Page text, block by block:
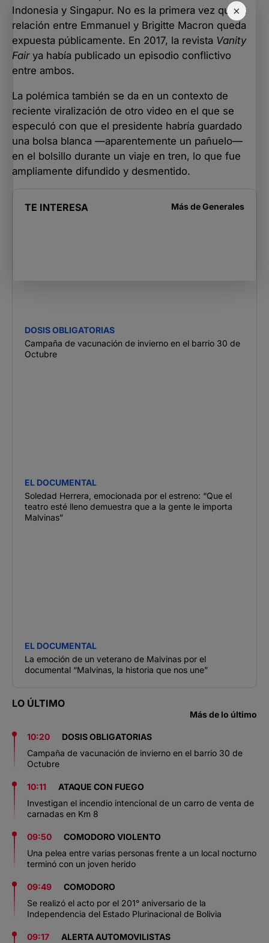
×
Indonesia y Singapur. No es la primera vez que la
relación entre Emmanuel y Brigitte Macron queda
expuesta públicamente. En 2017, la revista Vanity
Fairya había publicado un episodio conflictivo
entre ambos.
La polémica también se da en un contexto de
reciente viralización de otro video en el que se
especuló con que el presidente habría guardado
una bolsa blanca —aparentemente un pañuelo—
en el bolsillo durante un viaje en tren, lo que fue
ampliamente difundido y desmentido.
TE INTERESA Más deGenerales
DOSIS OBLIGATORIAS
Campaña de vacunación de invierno en el barrio 30 de
Octubre
EL DOCUMENTAL
Soledad Herrera, emocionada por el estreno: “Que el
teatro esté lleno demuestra que a la gente le importa
Malvinas”
EL DOCUMENTAL
La emoción de un veterano de Malvinas por el
documental “Malvinas, la historia que nos une”
LO ÚLTIMO
Más de lo último
10:20
DOSIS OBLIGATORIAS
Campaña de vacunación de invierno en el barrio 30 de
Octubre
10:11
ATAQUE CON FUEGO
Investigan el incendio intencional de un carro de venta de
carnadas en Km 8
09:50
COMODORO VIOLENTO
Una pelea entre varias personas frente a un local nocturno
terminó con un joven herido
09:49
COMODORO
Se realizó el acto por el 201° aniversario de la
Independencia del Estado Plurinacional de Bolivia
09:17
ALERTA AUTOMOVILISTAS